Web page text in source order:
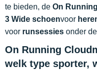
te bieden, de On
3 Wide schoenvoor
voor runsessies onder de
On Running
welk type sporter,